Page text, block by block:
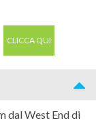
CLICCA QUI
dal West End di